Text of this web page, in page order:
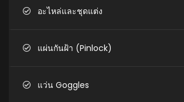
อะไหล่และชุดแต่ง
แผ่นกันฝ้า (Pinlock)
แว่น Goggles